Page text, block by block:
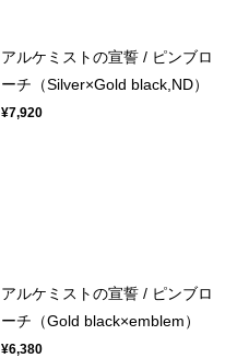
アルケミストの宣誓 / ピンブロ
ーチ（Silver×Gold black,ND）
¥7,920
アルケミストの宣誓 / ピンブロ
ーチ（Gold black×emblem）
¥6,380